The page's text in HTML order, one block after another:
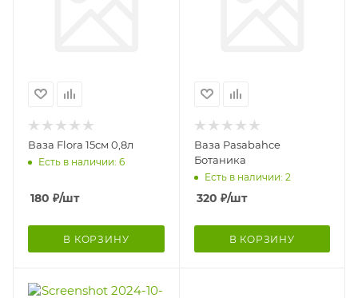
Ваза Flora 15см 0,8л
Есть в наличии: 6
180 ₽/шт
В КОРЗИНУ
Ваза Pasabahce
Ботаника
Есть в наличии: 2
320 ₽/шт
В КОРЗИНУ